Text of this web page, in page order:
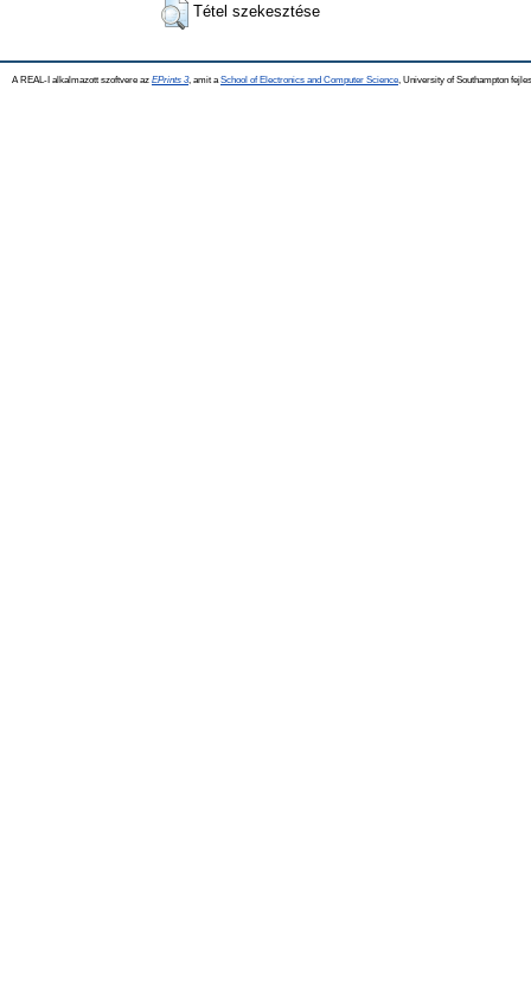
Tétel szekesztése
A REAL-I alkalmazott szoftvere az EPrints 3, amit a School of Electronics and Computer Science , University of Southampton